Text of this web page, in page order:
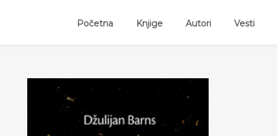
Početna(current)Knjige Autori Vesti